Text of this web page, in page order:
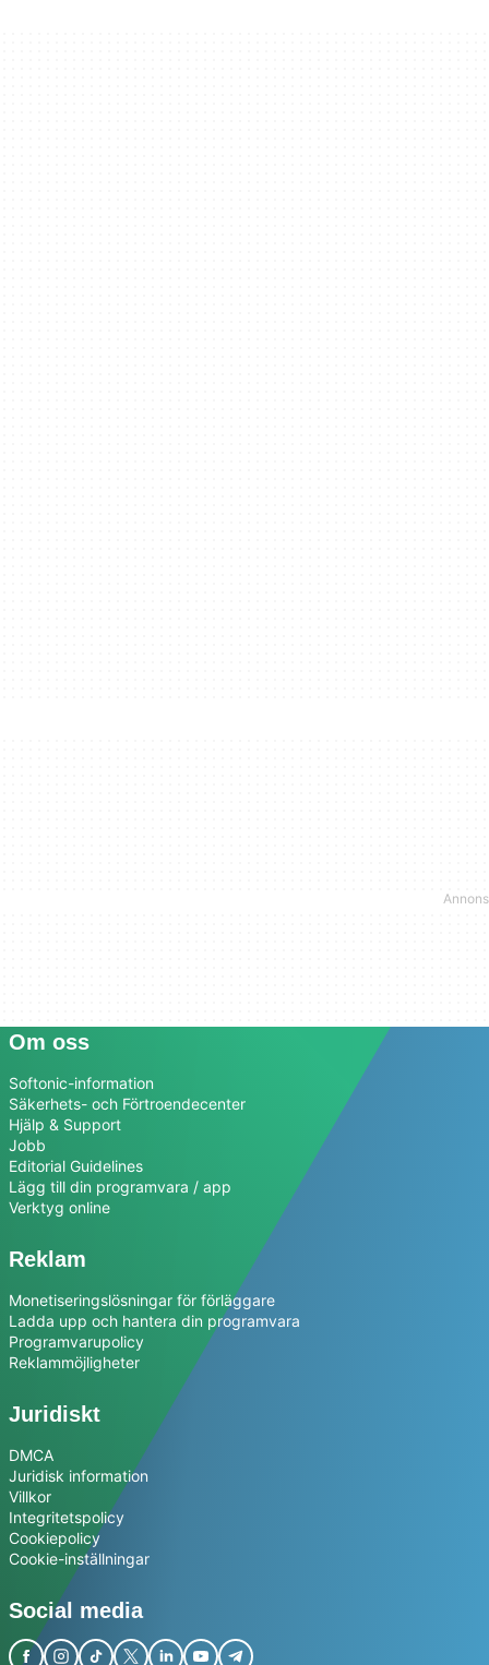
Om oss
Softonic-information
Säkerhets- och Förtroendecenter
Hjälp & Support
Jobb
Editorial Guidelines
Lägg till din programvara / app
Verktyg online
Reklam
Monetiseringslösningar för förläggare
Ladda upp och hantera din programvara
Programvarupolicy
Reklammöjligheter
Juridiskt
DMCA
Juridisk information
Villkor
Integritetspolicy
Cookiepolicy
Cookie-inställningar
Social media